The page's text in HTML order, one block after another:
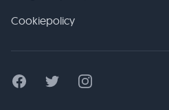
Cookiepolicy
FacebookTwitter Instagram